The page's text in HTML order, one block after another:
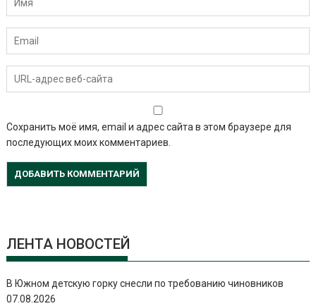
Сохранить моё имя, email и адрес сайта в этом браузере для
последующих моих комментариев.
ЛЕНТА НОВОСТЕЙ
В Южном детскую горку снесли по требованию чиновников
07.08.2026